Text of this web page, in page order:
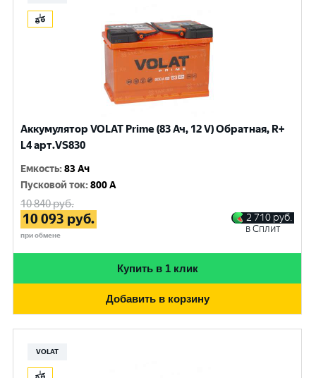
Аккумулятор VOLAT Prime (83 Ач, 12 V) Обратная, R+
L4 арт.VS830
Емкость:83 Ач
Пусковой ток:800 A
10 840руб.
10 093 руб.
при обмене
2 710 руб.
в Сплит
Купить в 1 клик
Добавить в корзину
VOLAT